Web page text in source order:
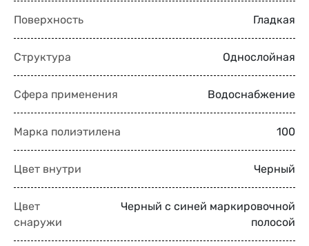
Поверхность Гладкая
Структура Однослойная
Сфера применения Водоснабжение
Марка полиэтилена 100
Цвет внутри Черный
Цвет
снаружи
Черный с синей маркировочной
полосой